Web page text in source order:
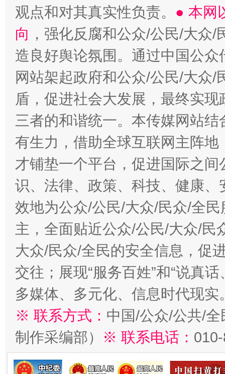
观点和对其真实性负责。 ● 本网
向 ，强化反腐和公众/公民/大众
造良好舆论氛围。通过中国公
网站架起政府和公众/公民/大众
盾，促进社会大发展，最终实
三者的和谐统一。本传媒网站
有生力，借助全球互联网主阵
才铺垫一个平台，促进国际之
识、法律、政策、科技、健康
效地为公众/公民/大众/民众/全
主，全面贴近公众/公民/大众/民
大众/民众/全民的安全信息，促
交往；展现“服务百姓”和“说真
多媒体、多元化、信息时代现实
※ 联系方式： 中国/公众/公共/
制作采编部）
※ 联系电话：